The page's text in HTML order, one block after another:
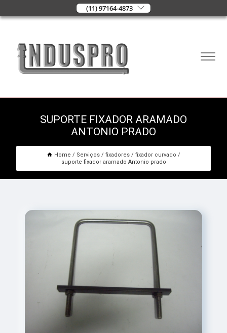
(11) 97164-4873
SUPORTE FIXADOR ARAMADO
ANTONIO PRADO
Home Serviços fixadores
fixador curvado
suporte fixador aramado Antonio prado